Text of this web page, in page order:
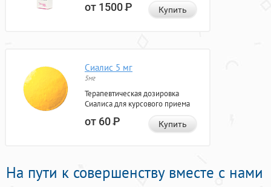
от 1500Р Купить
Сиалис 5 мг
5мг
Терапевтическая дозировка
Сиалиса для курсового приема
от 60Р Купить
На пути к совершенству вместе с нами